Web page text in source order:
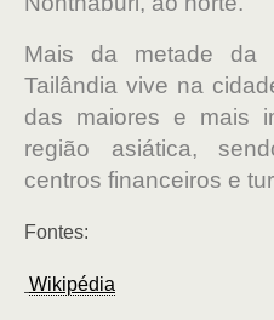
Mais da metade da
Tailândia vive na
das maiores e mais
região asiática,
centros financeiros e
Fontes:
Wikipédia